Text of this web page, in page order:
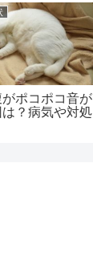
ポコポコ音が
？病気や対処